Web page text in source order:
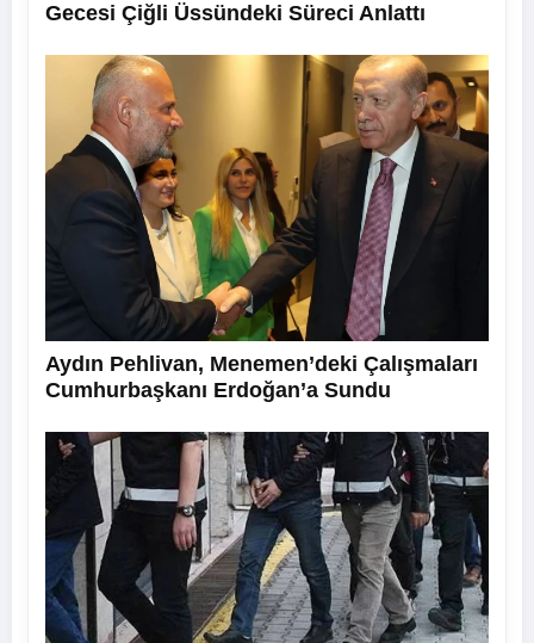
Gecesi Çiğli Üssündeki Süreci Anlattı
Aydın Pehlivan, Menemen’deki Çalışmaları
Cumhurbaşkanı Erdoğan’a Sundu